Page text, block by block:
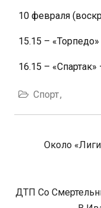
10 февраля
15.15 –
16.15 –
Спорт
Previous
Около
Next
ДТП Со